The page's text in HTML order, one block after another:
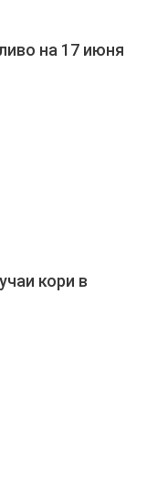
на 17 июня
кори в